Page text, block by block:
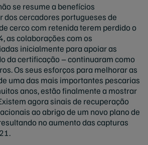
se resume a benefícios
dos cercadores portugueses de
cerco com retenida terem perdido o
as colaborações com os
inicialmente para apoiar as
da certificação – continuaram como
Os seus esforços para melhorar as
uma das mais importantes pescarias
anos, estão finalmente a mostrar
agora sinais de recuperação
ao abrigo de um novo plano de
no aumento das capturas